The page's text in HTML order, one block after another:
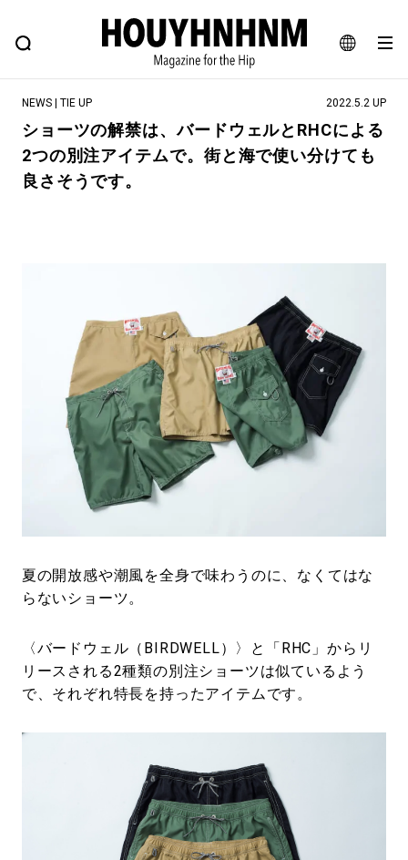
JA
EN
FEATURE BLOG SNAP
ヒップなファッション、カルチャー、ライフスタイルWEBマガジン
#注目のタグ
#GH 銘品の所以 #フイナムのYouTube
#Commune H #FOCUS IT #AH.H
#ととけん #FASHION #MUSIC #MOVIE
#LIFESTYLE #SNEAKER #OUTDOOR
#SPORTS #HANDSOME HANDBOOK
NEWS | TIE UP 2022.5.2 UP
ショーツの解禁は、バードウェルとRHCによる
2つの別注アイテムで。街と海で使い分けても
良さそうです。
夏の開放感や潮風を全身で味わうのに、なくてはな
らないショーツ。
〈バードウェル（BIRDWELL）〉と「RHC」からリ
リースされる2種類の別注ショーツは似ているよう
で、それぞれ特長を持ったアイテムです。